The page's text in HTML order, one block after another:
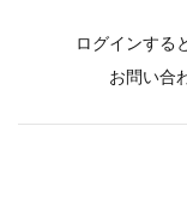
ログインする
お問い合